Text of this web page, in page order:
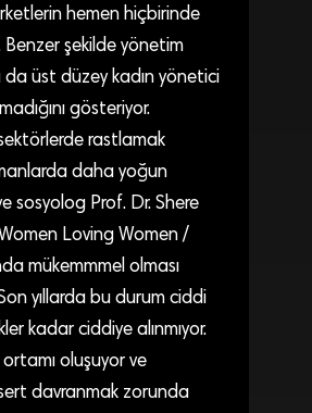
hemen hiçbirinde
Benzer şekilde yönetim
üst düzey kadın yönetici
gösteriyor.
sektörlerde rastlamak
daha yoğun
sosyolog Prof. Dr. Shere
Loving Women /
mükemmmel olması
yıllarda bu durum ciddi
kadar ciddiye alınmıyor.
oluşuyor ve
davranmak zorunda